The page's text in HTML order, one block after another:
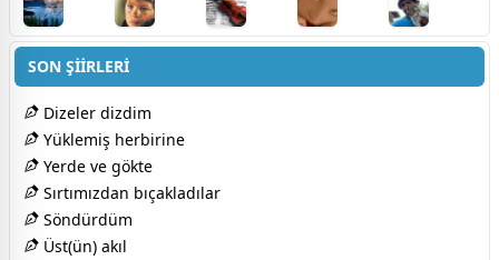
SON ŞİİRLERİ
Dizeler dizdim
Yüklemiş herbirine
Yerde ve gökte
Sırtımızdan bıçakladılar
Söndürdüm
Üst(ün) akıl